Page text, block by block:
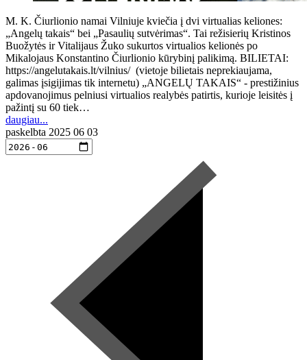
M. K. Čiurlionio namai Vilniuje kviečia į dvi virtualias keliones:
„Angelų takais“ bei „Pasaulių sutvėrimas“. Tai režisierių Kristinos
Buožytės ir Vitalijaus Žuko sukurtos virtualios kelionės po
Mikalojaus Konstantino Čiurlionio kūrybinį palikimą. BILIETAI:
https://angelutakais.lt/vilnius/ (vietoje bilietais neprekiaujama,
galimas įsigijimas tik internetu) „ANGELŲ TAKAIS“ - prestižinius
apdovanojimus pelniusi virtualios realybės patirtis, kurioje leisitės į
pažintį su 60 tiek…
daugiau...
paskelbta 2025 06 03